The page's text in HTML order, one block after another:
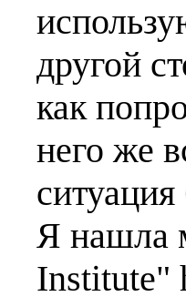
другой
как
него же
Я нашла
Institute"